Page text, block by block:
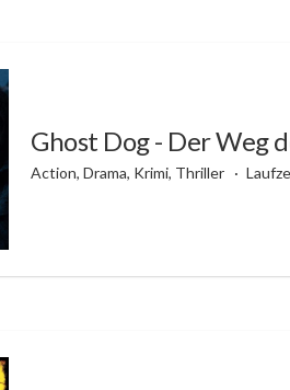
Ghost Dog - Der Weg
Action, Drama, Krimi, Thriller